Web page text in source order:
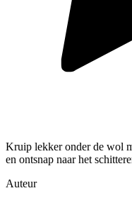
Kruip lekker onder de wol
en ontsnap naar het
Auteur